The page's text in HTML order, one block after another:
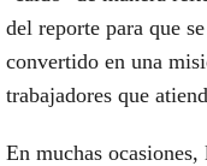
del reporte para que
convertido en una
trabajadores que
En muchas